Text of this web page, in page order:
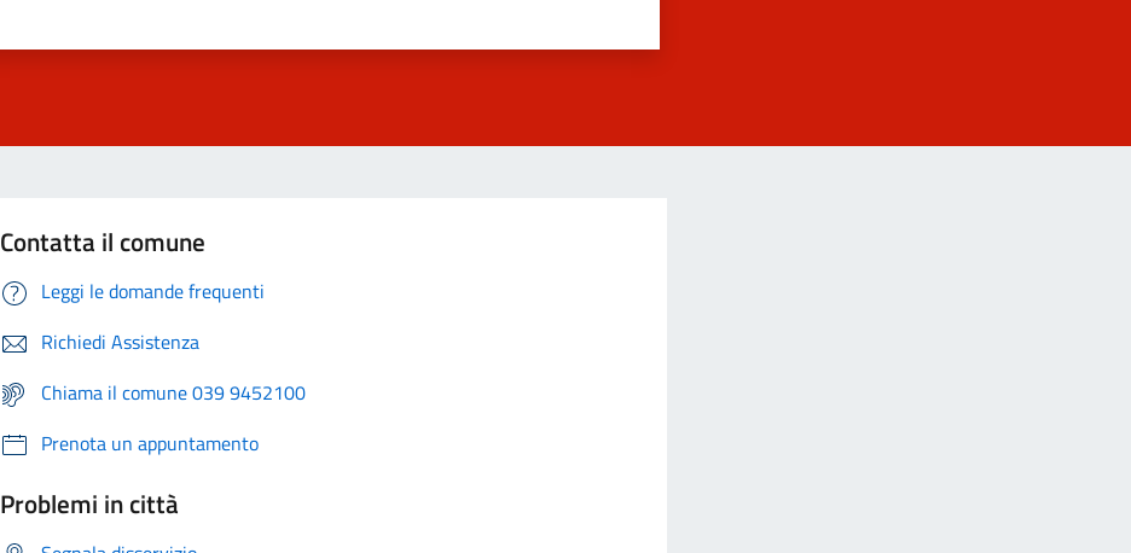
Contatta il comune
Leggi le domande frequenti
Richiedi Assistenza
Chiama il comune 039 9452100
Prenota un appuntamento
Problemi in città